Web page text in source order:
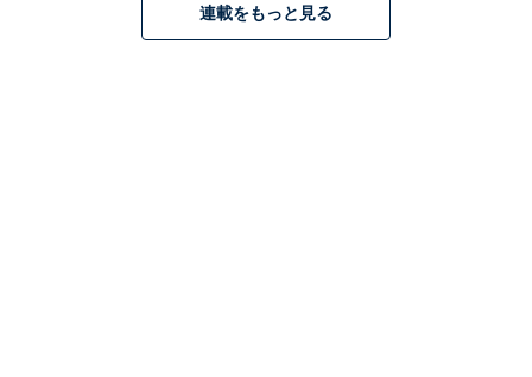
連載をもっと見る